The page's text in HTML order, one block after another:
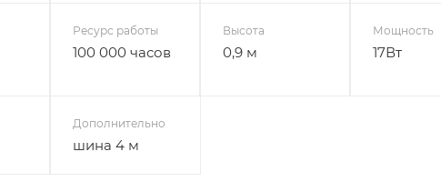
Ресурс работы
100 000 часов
Высота
0,9 м
Мощность
17Вт
Дополнительно
шина 4 м